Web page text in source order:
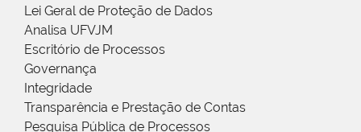
Lei Geral de Proteção de Dados
Analisa UFVJM
Escritório de Processos
Governança
Integridade
Transparência e Prestação de Contas
Pesquisa Pública de Processos